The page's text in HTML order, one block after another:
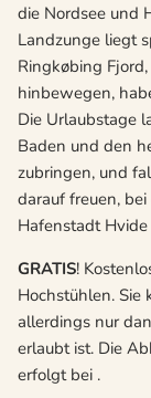
die Nordsee und
Landzunge liegt
Ringkøbing
hinbewegen,
Die Urlaubstage
Baden und den
zubringen, und
darauf freuen,
Hafenstadt
GRATIS!
Hochstühlen. Sie
allerdings nur
erlaubt ist. Die
erfolgt bei .